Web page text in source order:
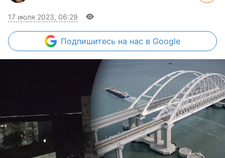
17 июля 2023, 06:29
Подпишитесь на нас в Google